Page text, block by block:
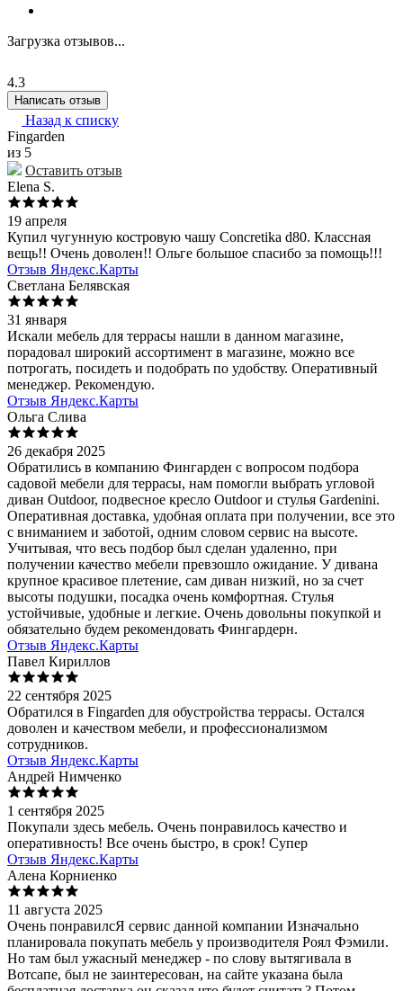
Загрузка отзывов...
4.3
Написать отзыв
Назад к списку
Fingarden
из 5
Оставить отзыв
Elena S.
19 апреля
Купил чугунную костровую чашу Concretika d80. Классная
вещь!! Очень доволен!! Ольге большое спасибо за помощь!!!
Отзыв Яндекс.Карты
Светлана Белявская
31 января
Искали мебель для террасы нашли в данном магазине,
порадовал широкий ассортимент в магазине, можно все
потрогать, посидеть и подобрать по удобству. Оперативный
менеджер. Рекомендую.
Отзыв Яндекс.Карты
Ольга Слива
26 декабря 2025
Обратились в компанию Фингарден с вопросом подбора
садовой мебели для террасы, нам помогли выбрать угловой
диван Outdoor, подвесное кресло Outdoor и стулья Gardenini.
Оперативная доставка, удобная оплата при получении, все это
с вниманием и заботой, одним словом сервис на высоте.
Учитывая, что весь подбор был сделан удаленно, при
получении качество мебели превзошло ожидание. У дивана
крупное красивое плетение, сам диван низкий, но за счет
высоты подушки, посадка очень комфортная. Стулья
устойчивые, удобные и легкие. Очень довольны покупкой и
обязательно будем рекомендовать Фингардерн.
Отзыв Яндекс.Карты
Павел Кириллов
22 сентября 2025
Обратился в Fingarden для обустройства террасы. Остался
доволен и качеством мебели, и профессионализмом
сотрудников.
Отзыв Яндекс.Карты
Андрей Нимченко
1 сентября 2025
Покупали здесь мебель. Очень понравилось качество и
оперативность! Все очень быстро, в срок! Супер
Отзыв Яндекс.Карты
Алена Корниенко
11 августа 2025
Очень понравилсЯ сервис данной компании Изначально
планировала покупать мебель у производителя Роял Фэмили.
Но там был ужасный менеджер - по слову вытягивала в
Вотсапе, был не заинтересован, на сайте указана была